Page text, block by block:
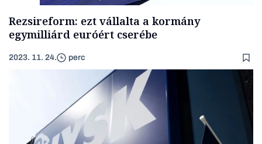
Rezsireform: ezt vállalta a kormány
egymilliárd euróért cserébe
2023. 11. 24. perc